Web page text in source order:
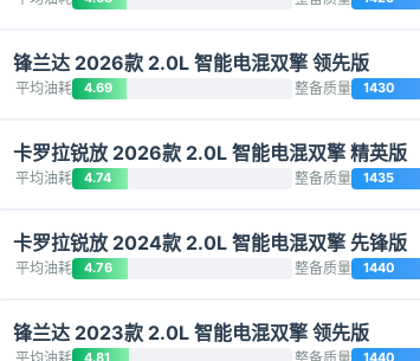
锋兰达 2026款 2.0L 智能电混双擎 领先版
平均油耗 4.69 整备质量 1430
卡罗拉锐放 2026款 2.0L 智能电混双擎 精英版
平均油耗 4.74 整备质量 1435
卡罗拉锐放 2024款 2.0L 智能电混双擎 先锋版
平均油耗 4.76 整备质量 1440
锋兰达 2023款 2.0L 智能电混双擎 领先版
4.81 1440